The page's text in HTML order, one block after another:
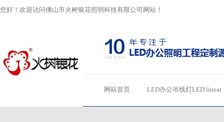
您好！欢迎访问佛山市火树银花照明科技有限公司网站！
网站首页 LED办公吊线灯LED linear